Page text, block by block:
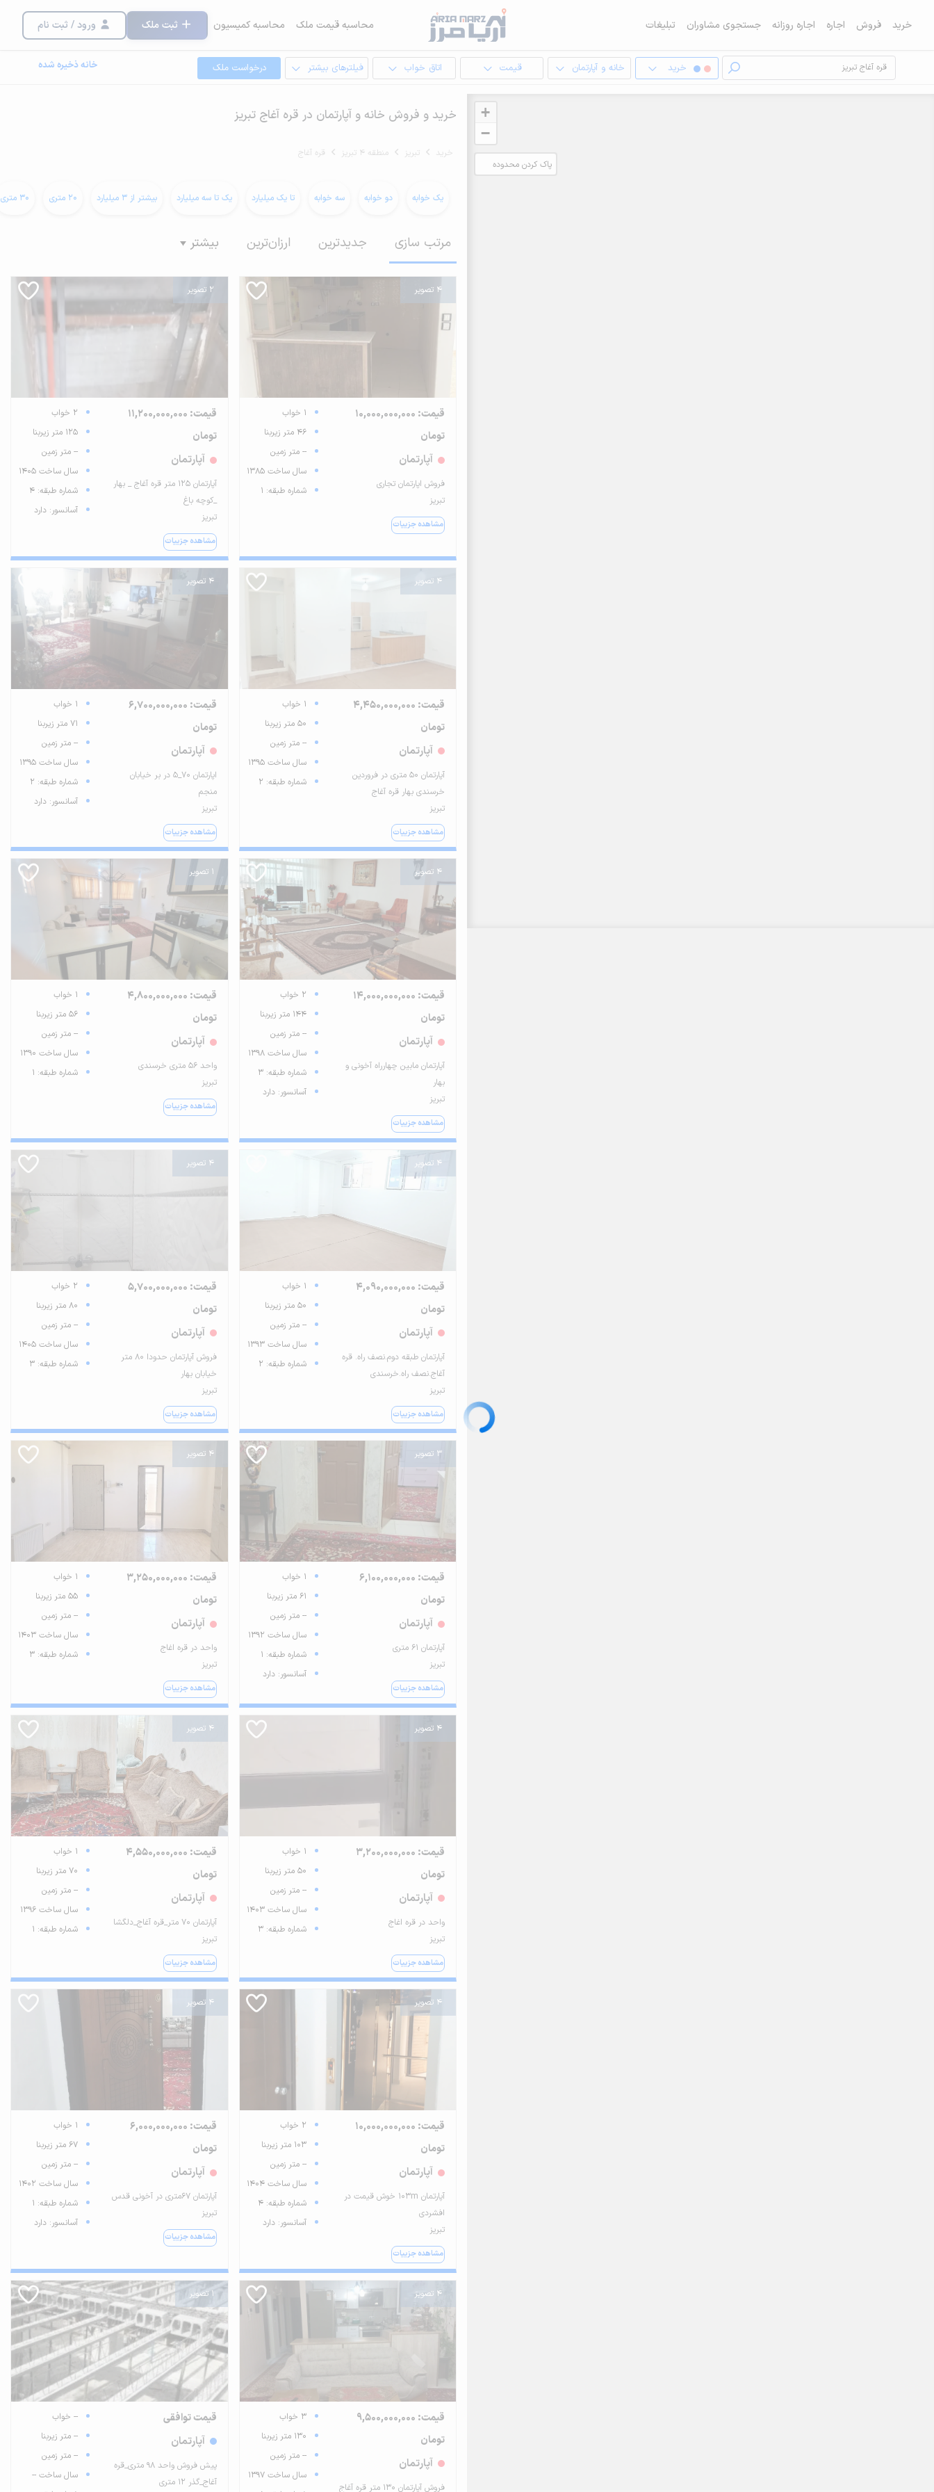
خرید فروش اجاره اجاره روزانه جستجوی مشاوران تبلیغات محاسبه قیمت ملک محاسبه کمیسیون ثبت ملک ورود / ثبت نام
خرید خانه و آپارتمان قیمت اتاق خواب فیلترهای بیشتر درخواست ملک خانه ذخیره شده
+
−
پاک کردن محدوده
خرید و فروش خانه و آپارتمان در قره آغاج تبریز
خرید تبریز منطقه 4 تبریز قره آغاج
یک خوابه دو خوابه سه خوابه تا یک میلیارد یک تا سه میلیارد بیشتر از 3 میلیارد 20 متری 30 متری
مرتب سازی جدیدترین ارزان‌ترین بیشتر
4 تصویر
قیمت: 10,000,000,000
تومان
آپارتمان
فروش اپارتمان تجاری
تبریز
مشاهده جزییات
1 خواب
46 متر زیربنا
-- متر زمین
سال ساخت 1385
شماره طبقه: 1
2 تصویر
قیمت: 11,200,000,000
تومان
آپارتمان
آپارتمان ۱۲۵ متر قره آغاج _ بهار
_کوچه باغ
تبریز
مشاهده جزییات
2 خواب
125 متر زیربنا
-- متر زمین
سال ساخت 1405
شماره طبقه: 4
آسانسور: دارد
4 تصویر
قیمت: 4,450,000,000
تومان
آپارتمان
آپارتمان 50 متری در فروردین
خرسندی بهار قره آغاج
تبریز
مشاهده جزییات
1 خواب
50 متر زیربنا
-- متر زمین
سال ساخت 1395
شماره طبقه: 2
4 تصویر
قیمت: 6,700,000,000
تومان
آپارتمان
اپارتمان ۷۰_۵ در بر خیابان
منجم
تبریز
مشاهده جزییات
1 خواب
71 متر زیربنا
-- متر زمین
سال ساخت 1395
شماره طبقه: 2
آسانسور: دارد
4 تصویر
قیمت: 14,000,000,000
تومان
آپارتمان
آپارتمان مابین چهارراه آخونی و
بهار
تبریز
مشاهده جزییات
2 خواب
144 متر زیربنا
-- متر زمین
سال ساخت 1398
شماره طبقه: 3
آسانسور: دارد
1 تصویر
قیمت: 4,800,000,000
تومان
آپارتمان
واحد ۵۶ متری خرسندی
تبریز
مشاهده جزییات
1 خواب
56 متر زیربنا
-- متر زمین
سال ساخت 1390
شماره طبقه: 1
4 تصویر
قیمت: 4,090,000,000
تومان
آپارتمان
آپارتمان طبقه دوم.نصف راه. قره
آغاج.نصف راه.خرسندی
تبریز
مشاهده جزییات
1 خواب
50 متر زیربنا
-- متر زمین
سال ساخت 1393
شماره طبقه: 2
4 تصویر
قیمت: 5,700,000,000
تومان
آپارتمان
فروش آپارتمان حدودا ۸۰ متر
خیابان بهار
تبریز
مشاهده جزییات
2 خواب
80 متر زیربنا
-- متر زمین
سال ساخت 1405
شماره طبقه: 3
3 تصویر
قیمت: 6,100,000,000
تومان
آپارتمان
آپارتمان ۶۱ متری
تبریز
مشاهده جزییات
1 خواب
61 متر زیربنا
-- متر زمین
سال ساخت 1392
شماره طبقه: 1
آسانسور: دارد
4 تصویر
قیمت: 3,250,000,000
تومان
آپارتمان
واحد در قره اغاج
تبریز
مشاهده جزییات
1 خواب
55 متر زیربنا
-- متر زمین
سال ساخت 1403
شماره طبقه: 3
4 تصویر
قیمت: 3,200,000,000
تومان
آپارتمان
واحد در قره اغاج
تبریز
مشاهده جزییات
1 خواب
50 متر زیربنا
-- متر زمین
سال ساخت 1403
شماره طبقه: 3
4 تصویر
قیمت: 4,550,000,000
تومان
آپارتمان
آپارتمان ۷۰ متر_قره آغاج_دلگشا
تبریز
مشاهده جزییات
1 خواب
70 متر زیربنا
-- متر زمین
سال ساخت 1396
شماره طبقه: 1
4 تصویر
قیمت: 10,000,000,000
تومان
آپارتمان
آپارتمان 103m خوش قیمت در
افشردی
تبریز
مشاهده جزییات
2 خواب
103 متر زیربنا
-- متر زمین
سال ساخت 1404
شماره طبقه: 4
آسانسور: دارد
4 تصویر
قیمت: 6,000,000,000
تومان
آپارتمان
آپارتمان 67متری در آخونی قدس
تبریز
مشاهده جزییات
1 خواب
67 متر زیربنا
-- متر زمین
سال ساخت 1402
شماره طبقه: 1
آسانسور: دارد
4 تصویر
قیمت: 9,500,000,000
تومان
آپارتمان
فروش آپارتمان ۱۳۰ متر قره آغاج
3 خواب
130 متر زیربنا
-- متر زمین
سال ساخت 1397
1 تصویر
قیمت توافقی
آپارتمان
پیش فروش واحد ۹۸ متری_قره
آغاج_گذر ۱۲ متری
-- خواب
-- متر زیربنا
-- متر زمین
سال ساخت --